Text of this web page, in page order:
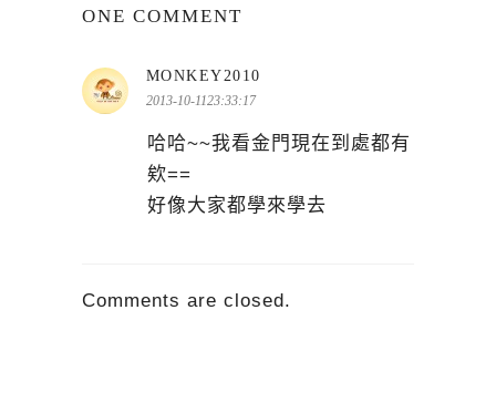
ONE COMMENT
MONKEY2010
2013-10-1123:33:17
哈哈~~我看金門現在到處都有
欸==
好像大家都學來學去
Comments are closed.